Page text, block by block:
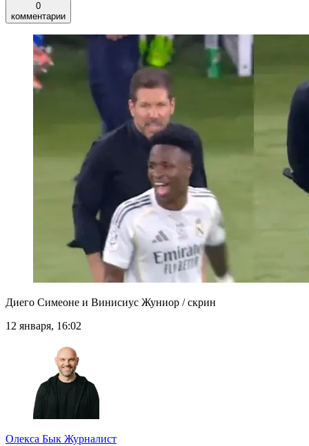
0
комментарии
Диего Симеоне и Винисиус Жуниор / скрин
12 января, 16:02
Олекса Бык Журналист